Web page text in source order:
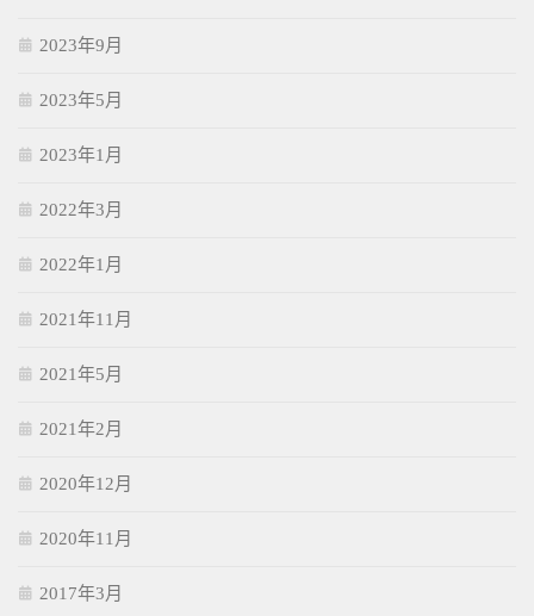
2023年9月
2023年5月
2023年1月
2022年3月
2022年1月
2021年11月
2021年5月
2021年2月
2020年12月
2020年11月
2017年3月